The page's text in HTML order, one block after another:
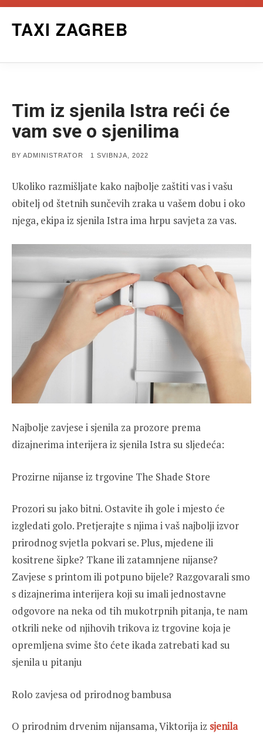
TAXI ZAGREB
Tim iz sjenila Istra reći će
vam sve o sjenilima
BY ADMINISTRATOR
POSTED
1 SVIBNJA, 2022
Ukoliko razmišljate kako najbolje zaštiti vas i vašu
obitelj od štetnih sunčevih zraka u vašem dobu i oko
njega, ekipa iz sjenila Istra ima hrpu savjeta za vas.
Najbolje zavjese i sjenila za prozore prema
dizajnerima interijera iz sjenila Istra su sljedeća:
Prozirne nijanse iz trgovine The Shade Store
Prozori su jako bitni. Ostavite ih gole i mjesto će
izgledati golo. Pretjerajte s njima i vaš najbolji izvor
prirodnog svjetla pokvari se. Plus, mjedene ili
kositrene šipke? Tkane ili zatamnjene nijanse?
Zavjese s printom ili potpuno bijele? Razgovarali smo
s dizajnerima interijera koji su imali jednostavne
odgovore na neka od tih mukotrpnih pitanja, te nam
otkrili neke od njihovih trikova iz trgovine koja je
opremljena svime što ćete ikada zatrebati kad su
sjenila u pitanju
Rolo zavjesa od prirodnog bambusa
O prirodnim drvenim nijansama, Viktorija iz sjenila